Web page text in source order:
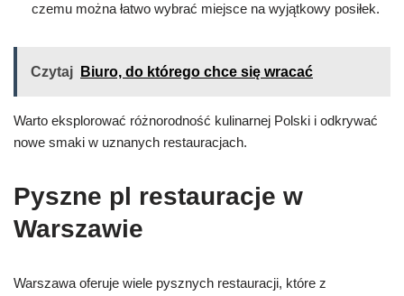
czemu można łatwo wybrać miejsce na wyjątkowy posiłek.
Czytaj Biuro, do którego chce się wracać
Warto eksplorować różnorodność kulinarnej Polski i odkrywać
nowe smaki w uznanych restauracjach.
Pyszne pl restauracje w
Warszawie
Warszawa oferuje wiele pysznych restauracji, które z